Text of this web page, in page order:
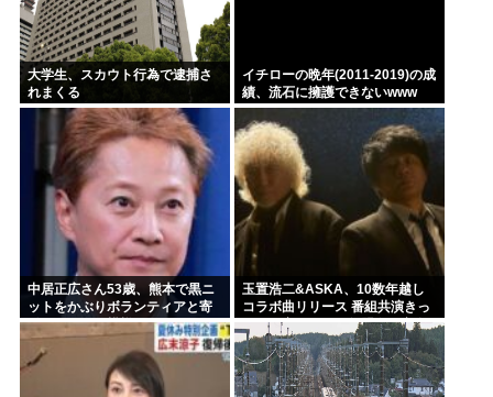
大学生、スカウト行為で逮捕さ
れまくる
イチローの晩年(2011-2019)の成
績、流石に擁護できないwww
中居正広さん53歳、熊本で黒ニ
ットをかぶりボランティアと寄
付をしている模様
玉置浩二&ASKA、10数年越し
コラボ曲リリース 番組共演きっ
かけで実現…同い年盟友の完全
合作